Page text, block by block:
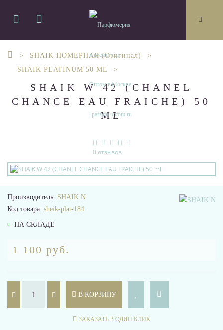
SHAIK НОМЕРНАЯ (Оригинал)
SHAIK PLATINUM 50 ML
SHAIK W 42 (CHANEL
CHANCE EAU FRAICHE) 50
ML
0 отзывов
Производитель: SHAIK N
Код товара: sheik-plat-184
НА СКЛАДЕ
1 100 руб.
В КОРЗИНУ
ЗАКАЗАТЬ В ОДИН КЛИК